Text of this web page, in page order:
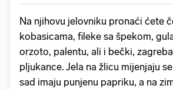
Na njihovu jelovniku pronaći ćete
kobasicama, fileke sa špekom,
orzoto, palentu, ali i bečki,
pljukance. Jela na žlicu mijenjaju
sad imaju punjenu papriku, a na